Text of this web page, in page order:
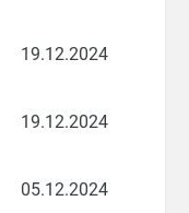
19.12.2024
19.12.2024
05.12.2024